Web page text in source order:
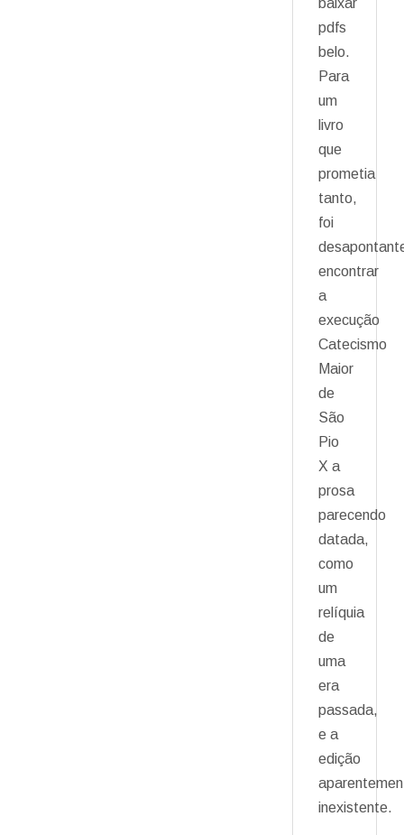
baixar
pdfs
belo.
Para
um
livro
que
prometia
tanto,
foi
encontrar
a
execução
Catecismo
Maior
de
São
Pio
X a
prosa
parecendo
datada,
como
um
relíquia
de
uma
era
passada,
e a
edição
inexistente.